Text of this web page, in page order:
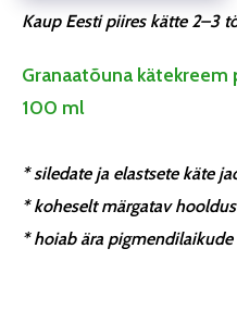
Kaup Eesti piires kätte 2–3
Granaatõuna
100 ml
* siledate ja elastsete käte
* koheselt märgatav
* hoiab ära